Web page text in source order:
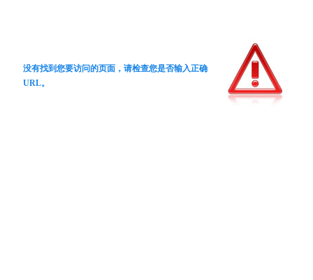
没有找到您要访问的页面，请检查您是否输入正确
URL。